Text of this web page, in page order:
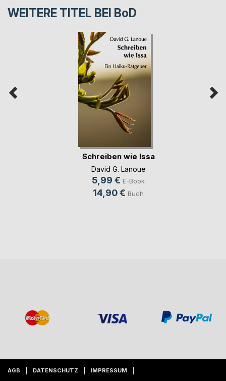
WEITERE TITEL BEI BoD
Schreiben wie Issa
David G. Lanoue
5,99 € E-Book
14,90 € Buch
AGB DATENSCHUTZ IMPRESSUM